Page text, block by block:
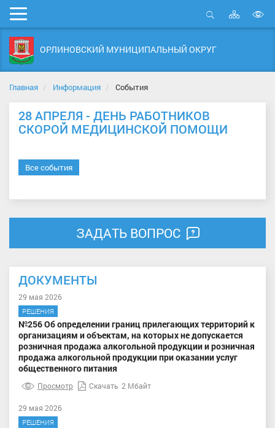
Мобильное
меню
Открыть
Карта
сайта
ОРЛИНОВСКИЙ МУНИЦИПАЛЬНЫЙ ОКРУГ
Главная Информация События
28 АПРЕЛЯ - ДЕНЬ РАБОТНИКОВ
СКОРОЙ МЕДИЦИНСКОЙ ПОМОЩИ
Все события
ЗАДАТЬ ВОПРОС
ДОКУМЕНТЫ
29 мая 2026
РЕШЕНИЯ
№256 Об определении границ прилегающих территорий к
организациям и объектам, на которых не допускается
розничная продажа алкогольной продукции и розничная
продажа алкогольной продукции при оказании услуг
общественного питания
Просмотр Скачать 2 Мбайт
29 мая 2026
РЕШЕНИЯ